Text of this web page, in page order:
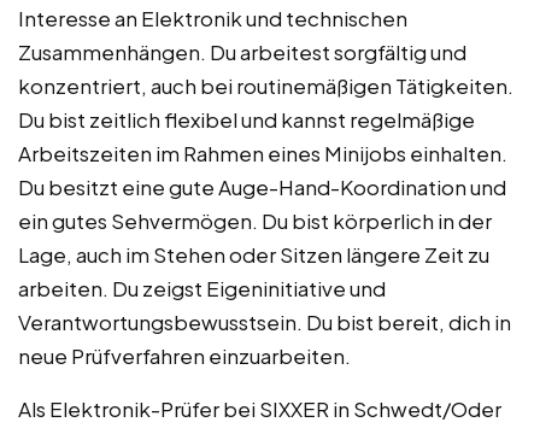
Interesse an Elektronik und technischen
Zusammenhängen. Du arbeitest sorgfältig und
konzentriert, auch bei routinemäßigen Tätigkeiten.
Du bist zeitlich flexibel und kannst regelmäßige
Arbeitszeiten im Rahmen eines Minijobs einhalten.
Du besitzt eine gute Auge-Hand-Koordination und
ein gutes Sehvermögen. Du bist körperlich in der
Lage, auch im Stehen oder Sitzen längere Zeit zu
arbeiten. Du zeigst Eigeninitiative und
Verantwortungsbewusstsein. Du bist bereit, dich in
neue Prüfverfahren einzuarbeiten.
Als Elektronik-Prüfer bei SIXXER in Schwedt/Oder